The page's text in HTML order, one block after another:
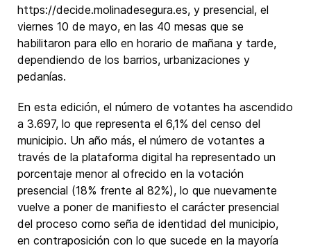
https://decide.molinadesegura.es, y presencial, el
viernes 10 de mayo, en las 40 mesas que se
habilitaron para ello en horario de mañana y tarde,
dependiendo de los barrios, urbanizaciones y
pedanías.
En esta edición, el número de votantes ha ascendido
a 3.697, lo que representa el 6,1% del censo del
municipio. Un año más, el número de votantes a
través de la plataforma digital ha representado un
porcentaje menor al ofrecido en la votación
presencial (18% frente al 82%), lo que nuevamente
vuelve a poner de manifiesto el carácter presencial
del proceso como seña de identidad del municipio,
en contraposición con lo que sucede en la mayoría